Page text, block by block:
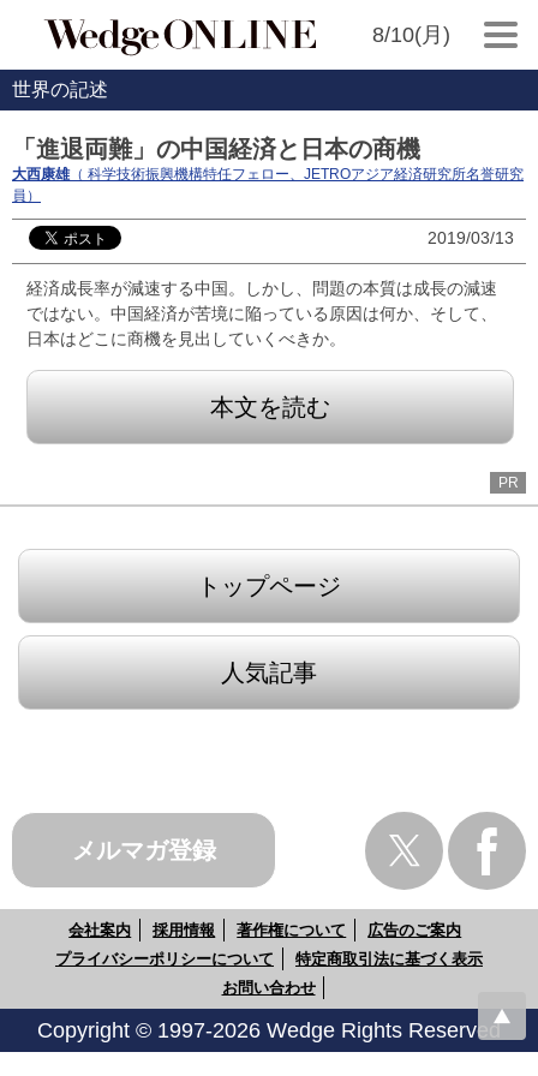
8/10(月)
世界の記述
「進退両難」の中国経済と日本の商機
大西康雄（ 科学技術振興機構特任フェロー、JETROアジア経済研究所名誉研究
員）
2019/03/13
経済成長率が減速する中国。しかし、問題の本質は成長の減速
ではない。中国経済が苦境に陥っている原因は何か、そして、
日本はどこに商機を見出していくべきか。
本文を読む
PR
トップページ
人気記事
メルマガ登録
会社案内 採用情報 著作権について
広告のご案内
プライバシーポリシーについて
特定商取引法に基づく表示
お問い合わせ
Copyright © 1997-2026 Wedge Rights Reserved